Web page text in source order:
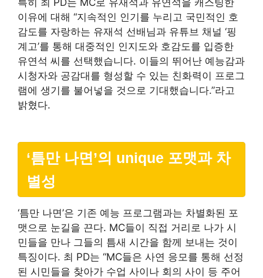
이유에 대해 “지속적인 인기를 누리고 국민적인 호
감도를 자랑하는 유재석 선배님과 유튜브 채널 ‘핑
계고’를 통해 대중적인 인지도와 호감도를 입증한
유연석 씨를 선택했습니다. 이들의 뛰어난 예능감과
시청자와 공감대를 형성할 수 있는 친화력이 프로그
램에 생기를 불어넣을 것으로 기대했습니다.”라고
밝혔다.
‘틈만 나면’의 unique 포맷과 차
별성
‘틈만 나면’은 기존 예능 프로그램과는 차별화된 포
맷으로 눈길을 끈다. MC들이 직접 거리로 나가 시
민들을 만나 그들의 틈새 시간을 함께 보내는 것이
특징이다. 최 PD는 “MC들은 사연 응모를 통해 선정
된 시민들을 찾아가 수업 사이나 회의 사이 등 주어